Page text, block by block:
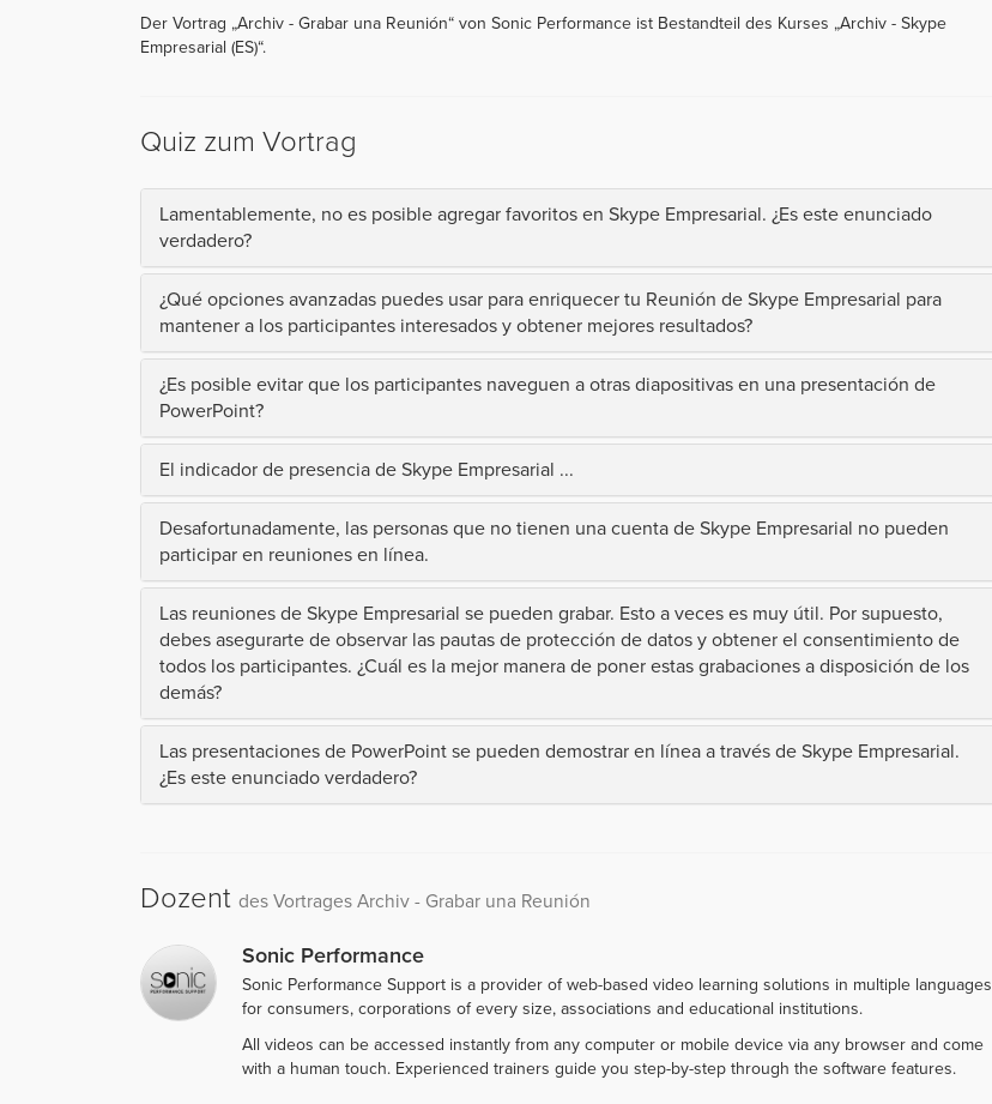
Der Vortrag „Archiv - Grabar una Reunión“ von Sonic Performance ist Bestandteil des Kurses „Archiv - Skype
Empresarial (ES)“.
Quiz zum Vortrag
Lamentablemente, no es posible agregar favoritos en Skype Empresarial. ¿Es este enunciado
verdadero?
¿Qué opciones avanzadas puedes usar para enriquecer tu Reunión de Skype Empresarial para
mantener a los participantes interesados y obtener mejores resultados?
¿Es posible evitar que los participantes naveguen a otras diapositivas en una presentación de
PowerPoint?
El indicador de presencia de Skype Empresarial ...
Desafortunadamente, las personas que no tienen una cuenta de Skype Empresarial no pueden
participar en reuniones en línea.
Las reuniones de Skype Empresarial se pueden grabar. Esto a veces es muy útil. Por supuesto,
debes asegurarte de observar las pautas de protección de datos y obtener el consentimiento de
todos los participantes. ¿Cuál es la mejor manera de poner estas grabaciones a disposición de los
demás?
Las presentaciones de PowerPoint se pueden demostrar en línea a través de Skype Empresarial.
¿Es este enunciado verdadero?
Dozent des Vortrages Archiv - Grabar una Reunión
Sonic Performance
Sonic Performance Support is a provider of web-based video learning solutions in multiple languages
for consumers, corporations of every size, associations and educational institutions.
All videos can be accessed instantly from any computer or mobile device via any browser and come
with a human touch. Experienced trainers guide you step-by-step through the software features.